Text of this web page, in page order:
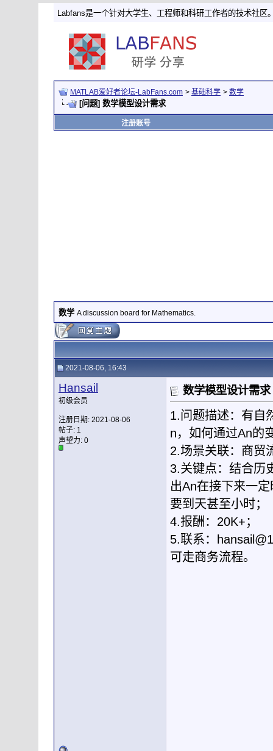
Labfans是一个针对大学生、工程师和科研工作者的技术社区
MATLAB爱好者论坛-LabFans.com > 基础科学 > 数学
[问题] 数学模型设计需求
注册账号
数学 A discussion board for Mathematics.
2021-08-06, 16:43
Hansail
初级会员
注册日期: 2021-08-06
帖子: 1
声望力: 0
数学模型设计需求
1.问题描述：有自
n，如何通过An的
2.场景关联：商贸
3.关键点：结合历
出An在接下来一
要到天甚至小时；
4.报酬：20K+；
5.联系：
可走商务流程。